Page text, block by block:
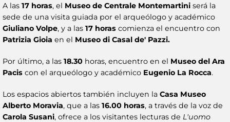
A las 17 horas, el Museo de Centrale Montemartini será la
sede de una visita guiada por el arqueólogo y académico
Giuliano Volpe, y a las 17 horas comienza el encuentro con
Patrizia Gioia en el Museo di Casal de' Pazzi.
Por último, a las 18.30 horas, encuentro en el Museo del Ara
Pacis con el arqueólogo y académico Eugenio La Rocca.
Los espacios abiertos también incluyen la Casa Museo
Alberto Moravia, que a las 16.00 horas, a través de la voz de
Carola Susani, ofrece a los visitantes lecturas de L'uomo